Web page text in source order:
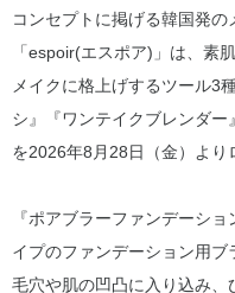
コンセプトに掲げる韓国発
「espoir(エスポア)」は、素
メイクに格上げするツール3
シ』『ワンテイクブレンダー
を2026年8月28日（金）より
『ポアブラーファンデーシ
イプのファンデーション用ブ
毛穴や肌の凹凸に入り込み、